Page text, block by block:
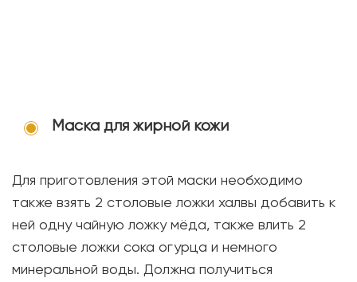
Маска для жирной кожи
Для приготовления этой маски необходимо
также взять 2 столовые ложки халвы добавить к
ней одну чайную ложку мёда, также влить 2
столовые ложки сока огурца и немного
минеральной воды. Должна получиться